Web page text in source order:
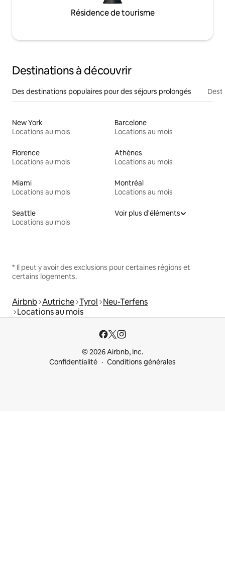
Résidence de tourisme
Destinations à découvrir
Des destinations populaires pour des séjours prolongés
New York
Locations au mois
Barcelone
Locations au mois
Florence
Locations au mois
Athènes
Locations au mois
Miami
Locations au mois
Montréal
Locations au mois
Seattle
Locations au mois
Voir plus d'éléments
* Il peut y avoir des exclusions pour certaines régions et
certains logements.
Airbnb Autriche Tyrol Neu-Terfens
Locations au mois
© 2026 Airbnb, Inc.
Confidentialité
Conditions générales